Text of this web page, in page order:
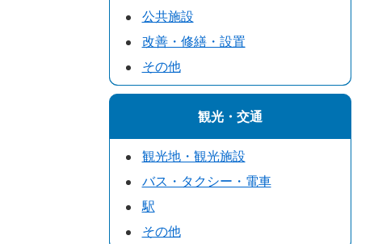
公共施設
改善・修繕・設置
その他
観光・交通
観光地・観光施設
バス・タクシー・電車
駅
その他